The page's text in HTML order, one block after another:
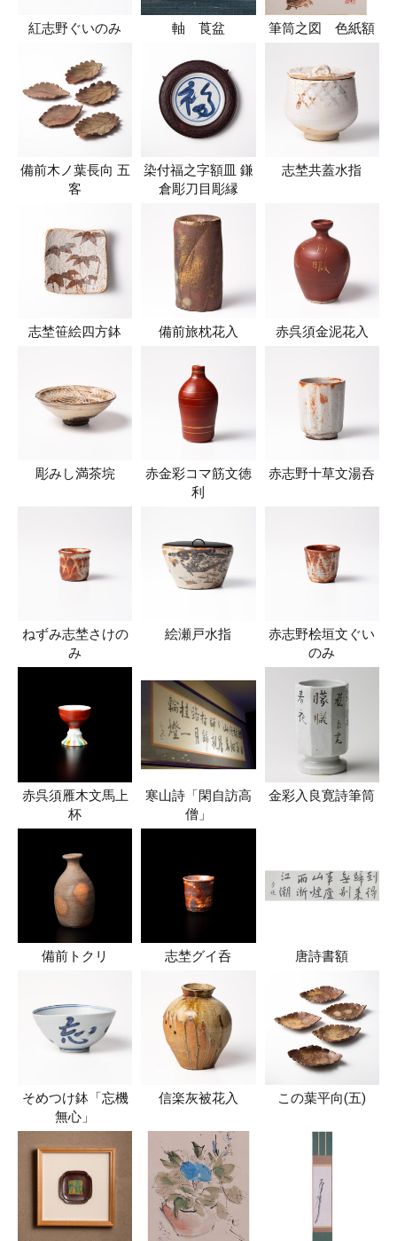
紅志野ぐいのみ 軸 莨盆 筆筒之図 色紙額
備前木ノ葉長向 五
客
染付福之字額皿 鎌
倉彫刀目彫縁
志埜共蓋水指
志埜笹絵四方鉢 備前旅枕花入 赤呉須金泥花入
彫みし満茶垸
赤金彩コマ筋文徳
利
赤志野十草文湯呑
ねずみ志埜さけの
み
絵瀬戸水指
赤志野桧垣文ぐい
のみ
赤呉須雁木文馬上
杯
寒山詩「閑自訪高
僧」
金彩入良寛詩筆筒
備前トクリ 志埜グイ呑 唐詩書額
そめつけ鉢「忘機
無心」
信楽灰被花入 この葉平向(五)